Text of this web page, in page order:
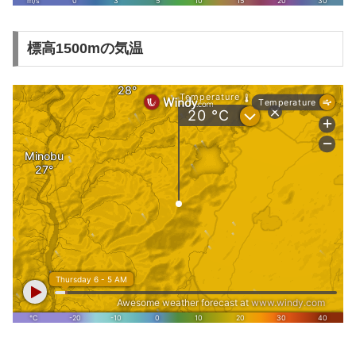
標高1500mの気温